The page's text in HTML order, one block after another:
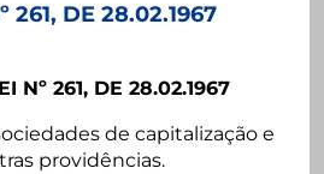
261, DE 28.02.1967
Nº 261, DE 28.02.1967
de capitalização e
providências.